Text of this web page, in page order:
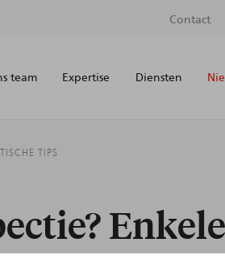
Contact
team Expertise Diensten
TIPS